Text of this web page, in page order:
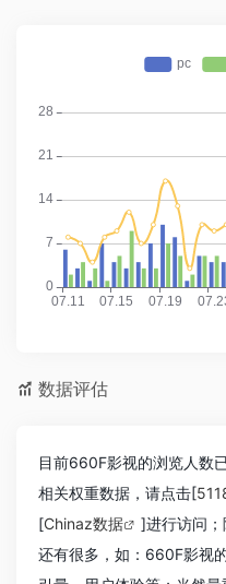
数据评估
目前660F影视的浏览人数
相关权重数据，请点击[
[Chinaz数据
]进行访问
还有很多，如：660F影视